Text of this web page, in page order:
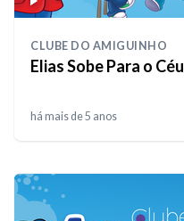
CLUBE DO AMIGUINHO
Elias Sobe Para o Céu
há mais de 5 anos